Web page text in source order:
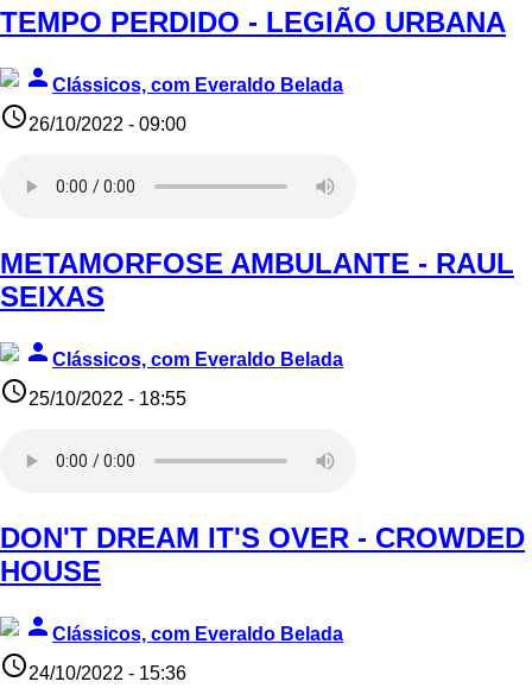
TEMPO PERDIDO - LEGIÃO URBANA
person Clássicos, com Everaldo Belada
access_time26/10/2022 - 09:00
METAMORFOSE AMBULANTE - RAUL
SEIXAS
person Clássicos, com Everaldo Belada
access_time25/10/2022 - 18:55
DON'T DREAM IT'S OVER - CROWDED
HOUSE
person Clássicos, com Everaldo Belada
access_time24/10/2022 - 15:36